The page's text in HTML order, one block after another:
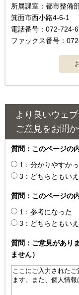
所属課室：都市整備
箕面市西小路4-6-1
電話番号：072-724-
ファックス番号：
より良いウェ
ご意見をお聞
質問：このページの
1：分かりやすか
3：どちらともい
質問：このページの
1：参考になった
3：どちらともい
質問：ご意見があり
ません）